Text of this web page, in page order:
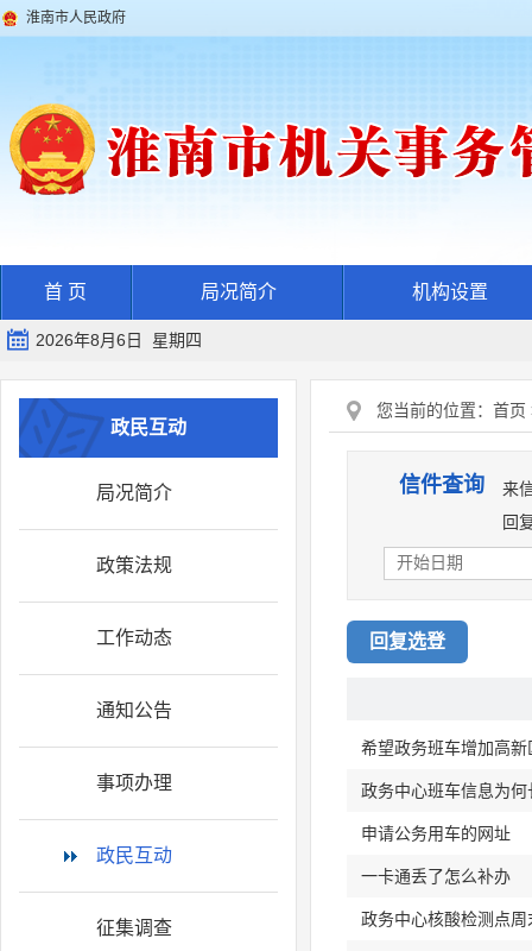
淮南市人民政府
首 页 局况简介 机构设置
2026年8月6日 星期四
政民互动
局况简介
政策法规
工作动态
通知公告
事项办理
政民互动
征集调查
您当前的位置： 首页
信件查询
来
回
回复选登
政务中心班车信息为
申请公务用车的网址
一卡通丢了怎么补办
政务中心核酸检测点周